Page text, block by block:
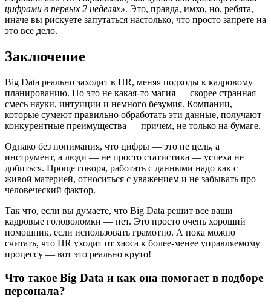
цифрами в первых 2 неделях». Это, правда, имхо, но, ребята,
иначе вы рискуете запутаться настолько, что просто запрете на
это всё дело.
Заключение
Big Data реально заходит в HR, меняя подходы к кадровому
планированию. Но это не какая-то магия — скорее странная
смесь науки, интуиции и немного безумия. Компании,
которые сумеют правильно обработать эти данные, получают
конкурентные преимущества — причем, не только на бумаге.
Однако без понимания, что цифры — это не цель, а
инструмент, а люди — не просто статистика — успеха не
добиться. Проще говоря, работать с данными надо как с
живой материей, относиться с уважением и не забывать про
человеческий фактор.
Так что, если вы думаете, что Big Data решит все ваши
кадровые головоломки — нет. Это просто очень хороший
помощник, если использовать грамотно. А пока можно
считать, что HR уходит от хаоса к более-менее управляемому
процессу — вот это реально круто!
Что такое Big Data и как она помогает в подборе
персонала?